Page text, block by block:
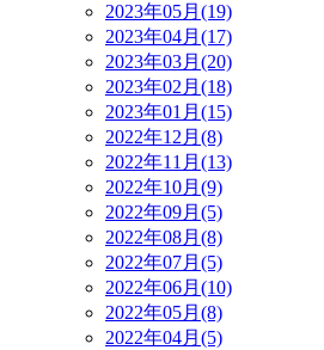
2023年05月(19)
2023年04月(17)
2023年03月(20)
2023年02月(18)
2023年01月(15)
2022年12月(8)
2022年11月(13)
2022年10月(9)
2022年09月(5)
2022年08月(8)
2022年07月(5)
2022年06月(10)
2022年05月(8)
2022年04月(5)